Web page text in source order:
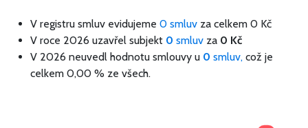
V registru smluv evidujeme 0 smluv za celkem 0 Kč
V roce 2026 uzavřel subjekt 0 smluv za 0 Kč
V 2026 neuvedl hodnotu smlouvy u 0 smluv, což je
celkem 0,00 % ze všech.